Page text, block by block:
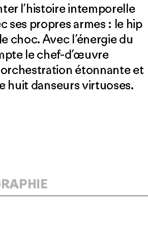
l’histoire intemporelle
ses propres armes : le hip
choc. Avec l’énergie du
le chef-d’œuvre
étonnante et
huit danseurs virtuoses.